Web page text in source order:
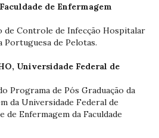
Faculdade de Enfermagem
de Controle de Infecção Hospitalar
Portuguesa de Pelotas.
Universidade Federal de
Programa de Pós Graduação da
da Universidade Federal de
de Enfermagem da Faculdade